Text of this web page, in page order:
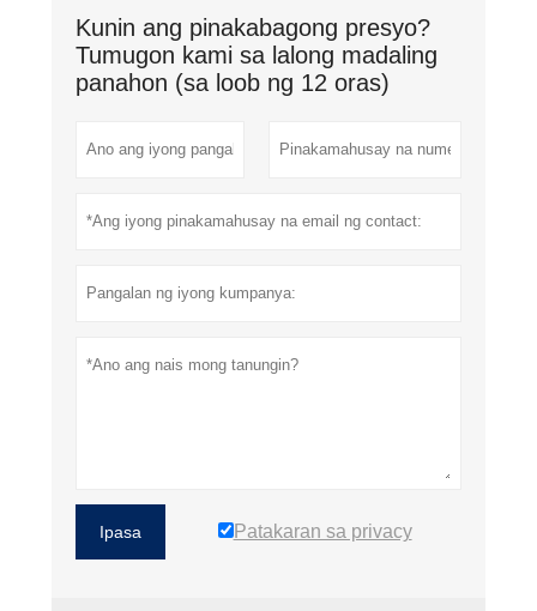
Kunin ang pinakabagong presyo?
Tumugon kami sa lalong madaling
panahon (sa loob ng 12 oras)
Ipasa Patakaran sa privacy